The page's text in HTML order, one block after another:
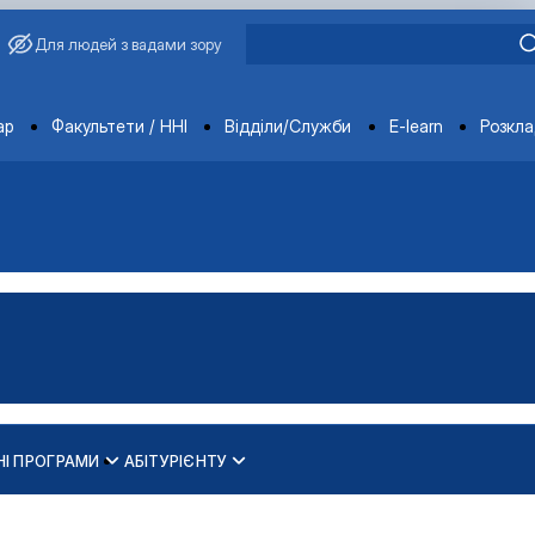
Для людей з вадами зору
Факультети / ННІ Відділи/Служби E-learn
ПРОГРАМИ АБІТУРІЄНТУ